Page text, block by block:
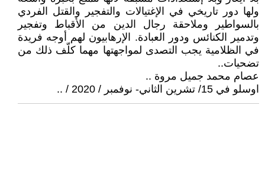
ولها دور تاريخي في الإغتيالات والتفجير والقتل الفردي
بالسواطير وملاحقة رجال الدين من الأقباط وتفجير
وتدمير الكنائس ودور العبادة. الإرهابيون لهم أوجه فريدة
في الظلامية يجب التصدى لمواجهتها مهما كلّف ذلك من
تضحيات..
عصام محمد جميل مروة ..
اوسلو في 15/ تشرين الثاني- نوفمبر / 2020 / ..